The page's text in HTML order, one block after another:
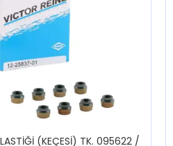
(KEÇESİ) TK. 095622 /